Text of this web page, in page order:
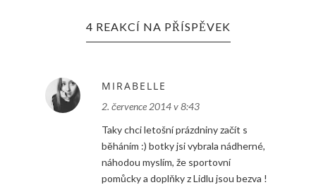
4 REAKCÍ NA PŘÍSPĚVEK
MIRABELLE
2. července 2014 v 8:43
Taky chci letošní prázdniny začít s
běháním :) botky jsi vybrala nádherné,
náhodou myslím, že sportovní
pomůcky a doplňky z Lidlu jsou bezva !